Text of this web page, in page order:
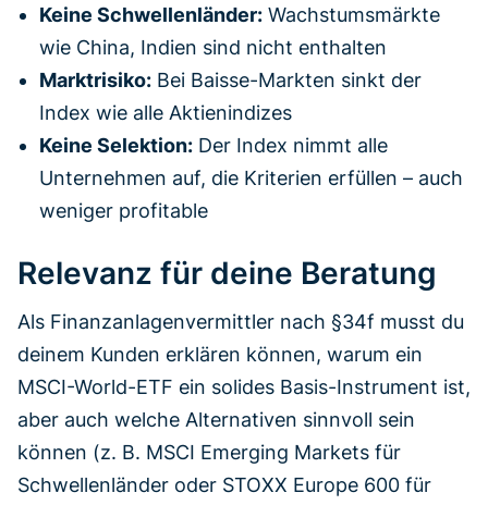
Keine Schwellenländer: Wachstumsmärkte
wie China, Indien sind nicht enthalten
Marktrisiko: Bei Baisse-Markten sinkt der
Index wie alle Aktienindizes
Keine Selektion: Der Index nimmt alle
Unternehmen auf, die Kriterien erfüllen – auch
weniger profitable
Relevanz für deine Beratung
Als Finanzanlagenvermittler nach §34f musst du
deinem Kunden erklären können, warum ein
MSCI-World-ETF ein solides Basis-Instrument ist,
aber auch welche Alternativen sinnvoll sein
können (z. B. MSCI Emerging Markets für
Schwellenländer oder STOXX Europe 600 für